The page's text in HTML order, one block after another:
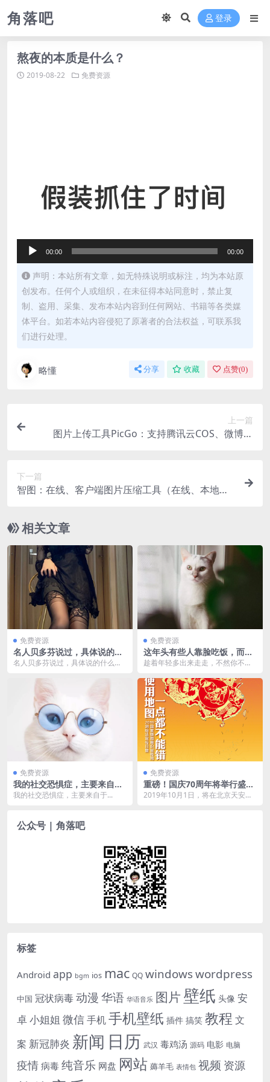
角落吧 登录
熬夜的本质是什么？
2019-08-22 免费资源
频
播
放
器
00:00 00:00
声明：本站所有文章，如无特殊说明或标注，均为本站原
创发布。任何个人或组织，在未征得本站同意时，禁止复
制、盗用、采集、发布本站内容到任何网站、书籍等各类媒
体平台。如若本站内容侵犯了原著者的合法权益，可联系我
们进行处理。
略懂 分享 收藏 点赞(0)
上一篇
图片上传工具PicGo：支持腾讯云COS、微博图
下一篇
智图：在线、客户端图片压缩工具（在线、本地压
相关文章
免费资源
名人贝多芬说过，具体说的什
么点击看看咯
名人贝多芬说过，具体说的什么点
免费资源
这年头有些人靠脸吃饭，而有
些人…
趁着年轻多出来走走，不然你不会
免费资源
我的社交恐惧症，主要来自
于…
我的社交恐惧症，主要来自于...
免费资源
重磅！国庆70周年将举行盛大
阅兵式
2019年10月1日，将在北京天安门
公众号 | 角落吧
标签
Android app bgm ios mac QQ windowswordpress
中国 冠状病毒动漫 华语 华语音乐 图片 壁纸 头像 安
卓小姐姐 微信手机手机壁纸 插件 搞笑 教程 文
案 新冠肺炎 新闻 日历 武汉 毒鸡汤 源码 电影 电脑
疫情 病毒 纯音乐 网盘 网站 薅羊毛 表情包 视频 资源